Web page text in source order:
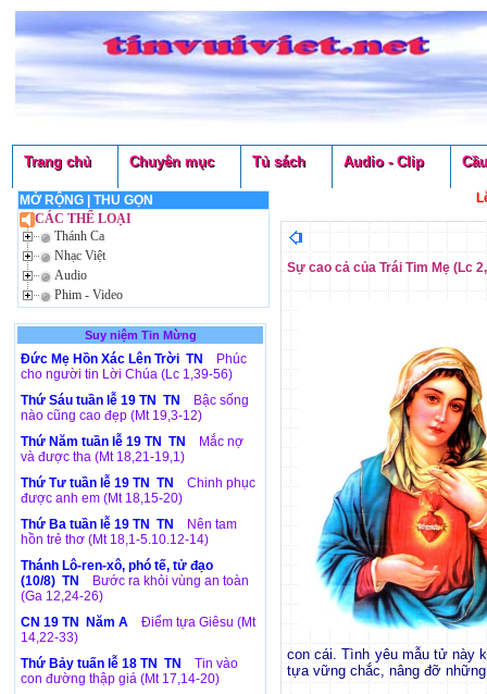
Trang chủ Chuyên mục Tủ sách Audio - Clip
MỞ RỘNG| THU GỌN
CÁC THỂ LOẠI
Thánh Ca
Nhạc Việt
Audio
Phim - Video
Suy niệm Tin Mừng
Đức Mẹ Hồn Xác Lên Trời TN
Phúc
cho người tin Lời Chúa (Lc 1,39-56)
Thứ Sáu tuần lễ 19 TN TN
Bậc sống
nào cũng cao đẹp (Mt 19,3-12)
Thứ Năm tuần lễ 19 TN TN
Mắc nợ
và được tha (Mt 18,21-19,1)
Thứ Tư tuần lễ 19 TN TN
Chinh phục
được anh em (Mt 18,15-20)
Thứ Ba tuần lễ 19 TN TN
Nên tam
hồn trẻ thơ (Mt 18,1-5.10.12-14)
Thánh Lô-ren-xô, phó tế, tử đạo
(10/8) TN
Bước ra khỏi vùng an toàn
(Ga 12,24-26)
CN 19 TN Năm A
Điểm tựa Giêsu (Mt
14,22-33)
Thứ Bảy tuấn lễ 18 TN TN
Tin vào
con đường thập giá (Mt 17,14-20)
Sự cao cả của Trái Tim Mẹ (Lc
con cái. Tình yêu mẫu tử này
tựa vững chắc, nâng đỡ